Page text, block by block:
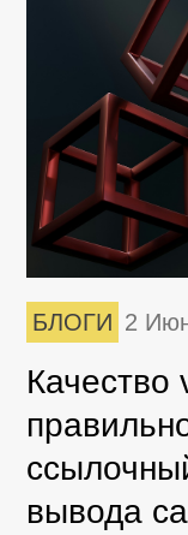
БЛОГИ 2
Качество
вывода